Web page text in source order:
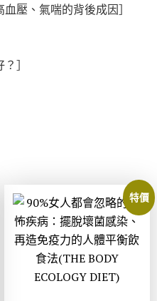
壓、氣喘的背後成因］
］
特價